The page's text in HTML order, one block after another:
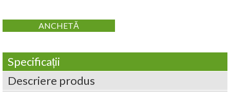
ANCHETĂ
Specificații
Descriere produs